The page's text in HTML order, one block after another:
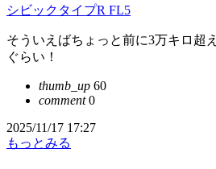
シビックタイプR FL5
そういえばちょっと前に3万キロ超
ぐらい！
thumb_up 60
comment0
2025/11/17 17:27
もっとみる